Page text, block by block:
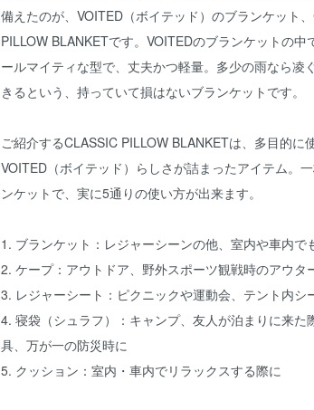
備えたのが、VOITED（ボイテッド）のブランケット
PILLOW BLANKETです。VOITEDのブランケットの中
ールマイティな型で、丈夫かつ軽量。多少の雨なら凌
きるという、持っていて損はないブランケットです。
ご紹介するCLASSIC PILLOW BLANKETは、多目的に
VOITED（ボイテッド）らしさが詰まったアイテム。
ンケットで、実に5通りの使い方が出来ます。
1. ブランケット：レジャーシーンの他、室内や車内で
2. ケープ：アウトドア、野外スポーツ観戦時のアウタ
3. レジャーシート：ピクニックや運動会、テント内シ
4. 寝袋（シュラフ）：キャンプ、友人が泊まりに来た
具、万が一の防災時に
5. クッション：室内・車内でリラックスする際に